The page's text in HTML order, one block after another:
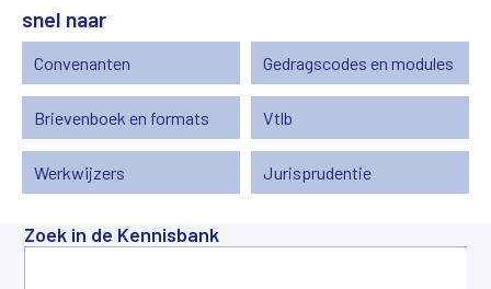
snel naar
Convenanten Gedragscodes en modules
Brievenboek en formats Vtlb
Werkwijzers Jurisprudentie
Zoek in de Kennisbank